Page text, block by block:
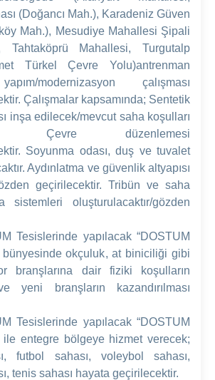
(Doğancı Mah.), Karadeniz Güven
Mah.), Mesudiye Mahallesi Şipali
Tahtaköprü Mahallesi, Turgutalp
Türkel Çevre Yolu)antrenman
modernizasyon çalışması
Çalışmalar kapsamında; Sentetik
inşa edilecek/mevcut saha koşulları
Çevre düzenlemesi
Soyunma odası, duş ve tuvalet
Aydınlatma ve güvenlik altyapısı
geçirilecektir. Tribün ve saha
sistemleri oluşturulacaktır/gözden
Tesislerinde yapılacak “DOSTUM
bünyesinde okçuluk, at biniciliği gibi
branşlarına dair fiziki koşulların
yeni branşların kazandırılması
Tesislerinde yapılacak “DOSTUM
ile entegre bölgeye hizmet verecek;
futbol sahası, voleybol sahası,
tenis sahası hayata geçirilecektir.